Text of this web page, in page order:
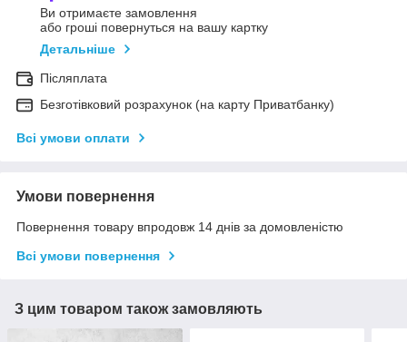
Ви отримаєте замовлення
або гроші повернуться на вашу картку
Детальніше
Післяплата
Безготівковий розрахунок (на карту Приватбанку)
Всі умови оплати
Умови повернення
Повернення товару впродовж 14 днів за домовленістю
Всі умови повернення
З цим товаром також замовляють